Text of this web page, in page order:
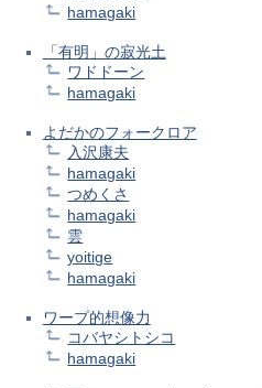
hamagaki
「有明」の寂光土
ワドドーン
hamagaki
よだかのフォークロア
入沢康夫
hamagaki
つめくさ
hamagaki
雲
yoitige
hamagaki
ワープ的想像力
コバヤシトシコ
hamagaki